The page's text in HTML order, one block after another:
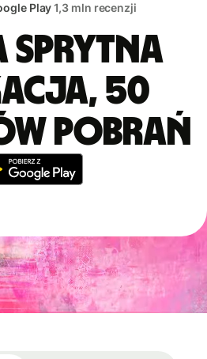
Play1,3 mln recenzji
sprytna
50
pobrań